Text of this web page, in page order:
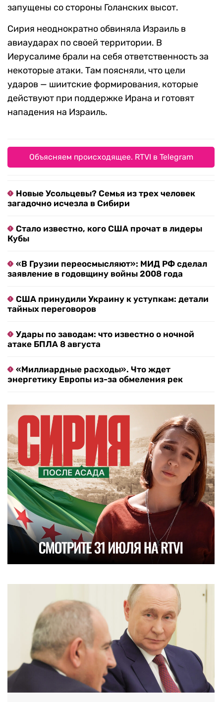
запущены со стороны Голанских высот.
Сирия неоднократно обвиняла Израиль в
авиаударах по своей территории. В
Иерусалиме брали на себя ответственность за
некоторые атаки. Там поясняли, что цели
ударов — шиитские формирования, которые
действуют при поддержке Ирана и готовят
нападения на Израиль.
Объясняем происходящее. RTVI в Telegram
Новые Усольцевы? Семья из трех человек
загадочно исчезла в Сибири
Стало известно, кого США прочат в лидеры
Кубы
«В Грузии переосмысляют»: МИД РФ сделал
заявление в годовщину войны 2008 года
США принудили Украину к уступкам: детали
тайных переговоров
Удары по заводам: что известно о ночной
атаке БПЛА 8 августа
«Миллиардные расходы». Что ждет
энергетику Европы из-за обмеления рек